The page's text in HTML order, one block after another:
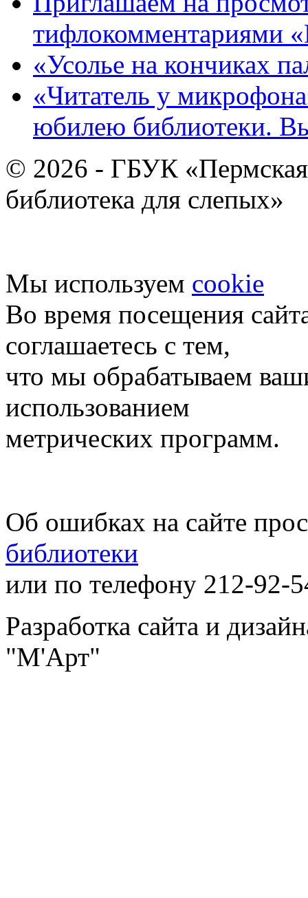
тифлокомментариями
«Усолье на кончиках
«Читатель у
юбилею библиотеки.
© 2026 - ГБУК «Пермская
библиотека для слепых»
Мы используем cookie
Во время посещения
соглашаетесь с тем,
что мы обрабатываем
использованием
метрических программ.
Об ошибках на сайте
библиотеки
или по телефону 212-92-
Разработка сайта и
"М'Арт"